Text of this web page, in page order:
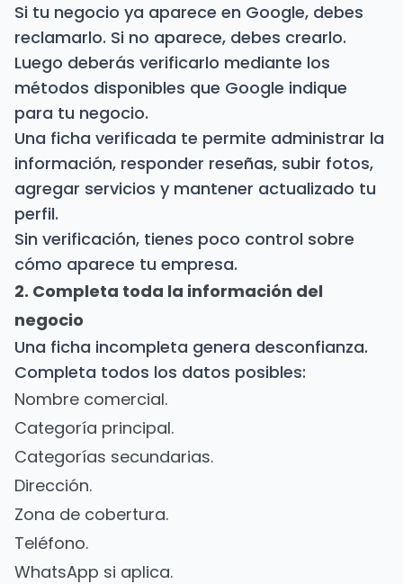
Si tu negocio ya aparece en Google, debes
reclamarlo. Si no aparece, debes crearlo.
Luego deberás verificarlo mediante los
métodos disponibles que Google indique
para tu negocio.
Una ficha verificada te permite administrar la
información, responder reseñas, subir fotos,
agregar servicios y mantener actualizado tu
perfil.
Sin verificación, tienes poco control sobre
cómo aparece tu empresa.
2. Completa toda la información del
negocio
Una ficha incompleta genera desconfianza.
Completa todos los datos posibles:
Nombre comercial.
Categoría principal.
Categorías secundarias.
Dirección.
Zona de cobertura.
Teléfono.
WhatsApp si aplica.